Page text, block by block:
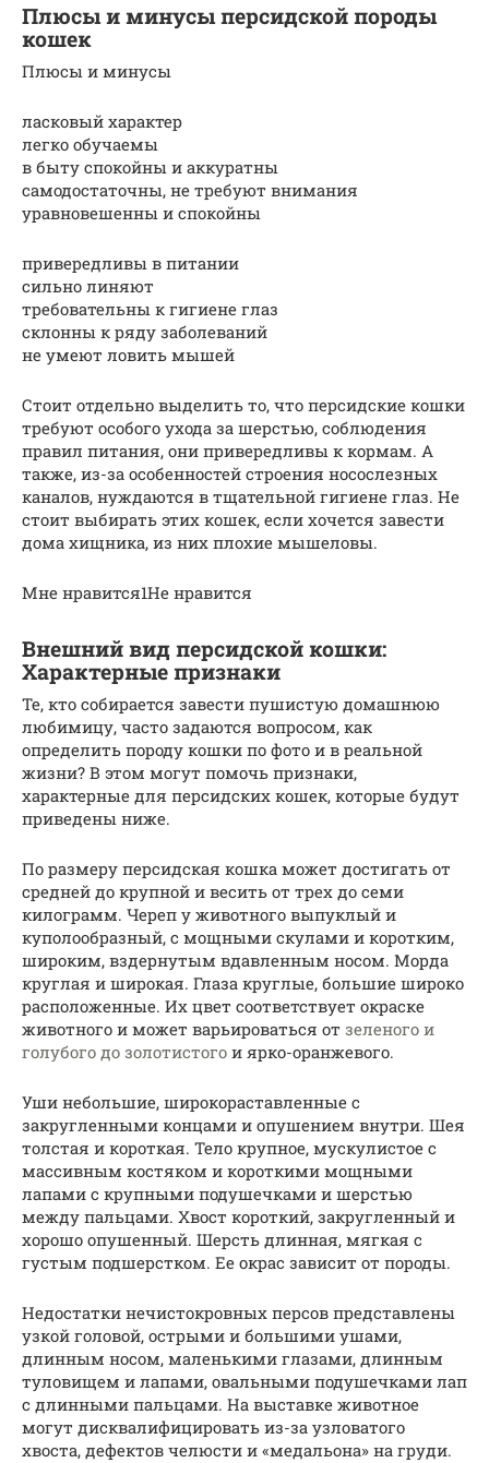
Плюсы и минусы персидской породы
кошек
Плюсы и минусы
ласковый характер
легко обучаемы
в быту спокойны и аккуратны
самодостаточны, не требуют внимания
уравновешенны и спокойны
привередливы в питании
сильно линяют
требовательны к гигиене глаз
склонны к ряду заболеваний
не умеют ловить мышей
Стоит отдельно выделить то, что персидские кошки
требуют особого ухода за шерстью, соблюдения
правил питания, они привередливы к кормам. А
также, из-за особенностей строения носослезных
каналов, нуждаются в тщательной гигиене глаз. Не
стоит выбирать этих кошек, если хочется завести
дома хищника, из них плохие мышеловы.
Мне нравится1Не нравится
Внешний вид персидской кошки:
Характерные признаки
Те, кто собирается завести пушистую домашнюю
любимицу, часто задаются вопросом, как
определить породу кошки по фото и в реальной
жизни? В этом могут помочь признаки,
характерные для персидских кошек, которые будут
приведены ниже.
По размеру персидская кошка может достигать от
средней до крупной и весить от трех до семи
килограмм. Череп у животного выпуклый и
куполообразный, с мощными скулами и коротким,
широким, вздернутым вдавленным носом. Морда
круглая и широкая. Глаза круглые, большие широко
расположенные. Их цвет соответствует окраске
животного и может варьироваться от зеленого и
голубого до золотистого и ярко-оранжевого.
Уши небольшие, широкораставленные с
закругленными концами и опушением внутри. Шея
толстая и короткая. Тело крупное, мускулистое с
массивным костяком и короткими мощными
лапами с крупными подушечками и шерстью
между пальцами. Хвост короткий, закругленный и
хорошо опушенный. Шерсть длинная, мягкая с
густым подшерстком. Ее окрас зависит от породы.
Недостатки нечистокровных персов представлены
узкой головой, острыми и большими ушами,
длинным носом, маленькими глазами, длинным
туловищем и лапами, овальными подушечками лап
с длинными пальцами. На выставке животное
могут дисквалифицировать из-за узловатого
хвоста, дефектов челюсти и «медальона» на груди.